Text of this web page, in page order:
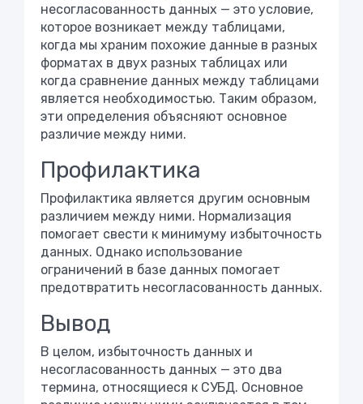
несогласованность данных — это условие,
которое возникает между таблицами,
когда мы храним похожие данные в разных
форматах в двух разных таблицах или
когда сравнение данных между таблицами
является необходимостью. Таким образом,
эти определения объясняют основное
различие между ними.
Профилактика
Профилактика является другим основным
различием между ними. Нормализация
помогает свести к минимуму избыточность
данных. Однако использование
ограничений в базе данных помогает
предотвратить несогласованность данных.
Вывод
В целом, избыточность данных и
несогласованность данных — это два
термина, относящиеся к СУБД. Основное